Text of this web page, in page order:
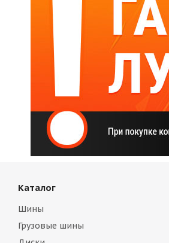
Каталог
Шины
Грузовые шины